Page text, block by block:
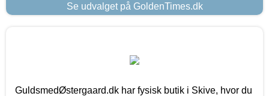
Se udvalget på GoldenTimes.dk
GuldsmedØstergaard.dk har fysisk butik i Skive, hvor du